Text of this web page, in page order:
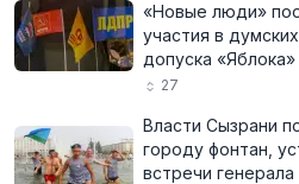
«Новые люди»
участия в
допуска «Яблока»
27
Власти Сызрани
городу фонтан,
встречи